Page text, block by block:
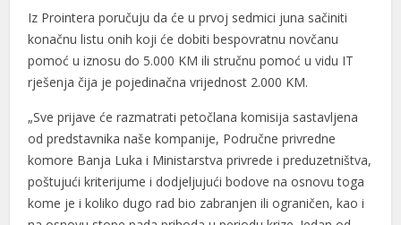
Iz Prointera poručuju da će u prvoj sedmici juna sačiniti
konačnu listu onih koji će dobiti bespovratnu novčanu
pomoć u iznosu do 5.000 KM ili stručnu pomoć u vidu IT
rješenja čija je pojedinačna vrijednost 2.000 KM.
„Sve prijave će razmatrati petočlana komisija sastavljena
od predstavnika naše kompanije, Područne privredne
komore Banja Luka i Ministarstva privrede i preduzetništva,
poštujući kriterijume i dodjeljujući bodove na osnovu toga
kome je i koliko dugo rad bio zabranjen ili ograničen, kao i